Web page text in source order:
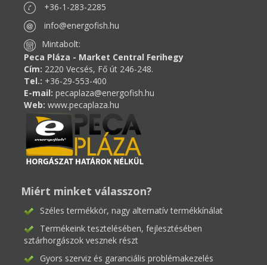
+36-1-283-2285
info@energofish.hu
Mintabolt:
Peca Pláza - Market Central Ferihegy
Cím: 2220 Vecsés, Fő út 246-248.
Tel.: +36-29-553-400
E-mail: pecaplaza@energofish.hu
Web: www.pecaplaza.hu
Miért minket válasszon?
Széles termékkör, nagy alternatív termékkínálat
Termékeink tesztelésében, fejlesztésében
sztárhorgászok vesznek részt
Gyors szerviz és garanciális problémakezelés